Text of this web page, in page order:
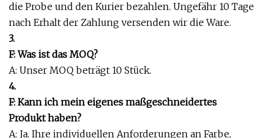
die Probe und den Kurier bezahlen. Ungefähr 10 Tage
nach Erhalt der Zahlung versenden wir die Ware.
3.
F: Was ist das MOQ?
A: Unser MOQ beträgt 10 Stück.
4.
F: Kann ich mein eigenes maßgeschneidertes
Produkt haben?
A: Ja. Ihre individuellen Anforderungen an Farbe,